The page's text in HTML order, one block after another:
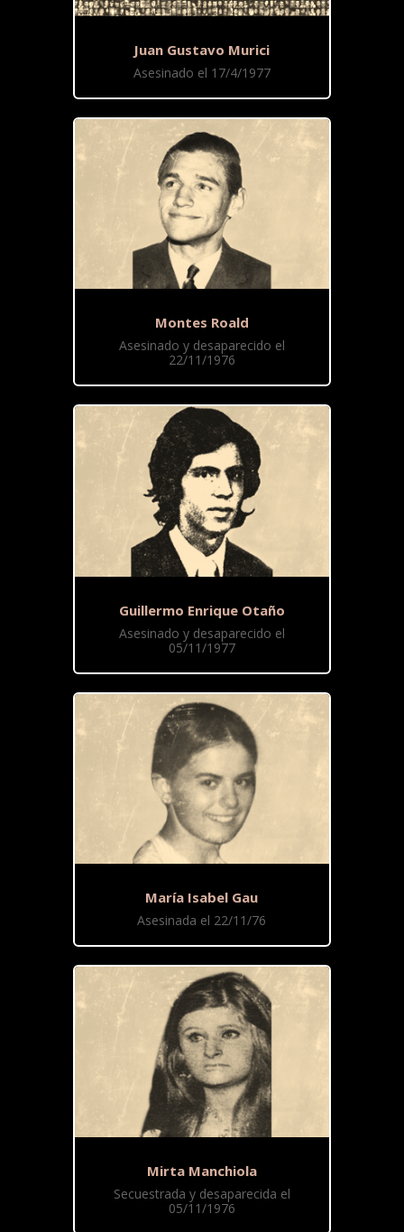
Juan Gustavo Murici
Asesinado el 17/4/1977
Montes Roald
Asesinado y desaparecido el
22/11/1976
Guillermo Enrique Otaño
Asesinado y desaparecido el
05/11/1977
María Isabel Gau
Asesinada el 22/11/76
Mirta Manchiola
Secuestrada y desaparecida el
05/11/1976